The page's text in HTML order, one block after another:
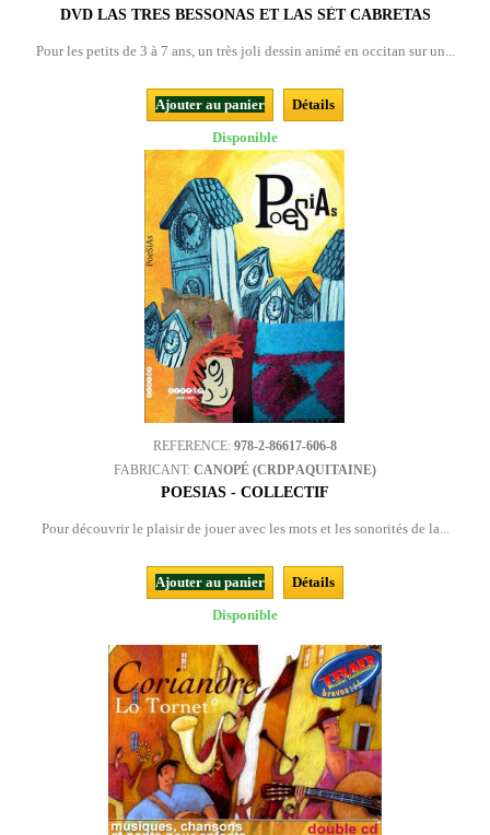
DVD LAS TRES BESSONAS ET LAS SÈT CABRETAS
Pour les petits de 3 à 7 ans, un très joli dessin animé en occitan sur un...
Ajouter au panier
Détails
Disponible
REFERENCE: 978-2-86617-606-8
FABRICANT: CANOPÉ (CRDP AQUITAINE)
POESIAS - COLLECTIF
Pour découvrir le plaisir de jouer avec les mots et les sonorités de la...
Ajouter au panier
Détails
Disponible